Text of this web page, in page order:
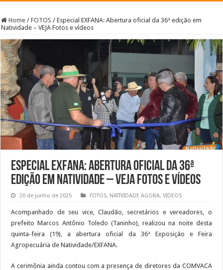
Home / FOTOS / Especial EXFANA: Abertura oficial da 36ª edição em
Natividade – VEJA Fotos e vídeos
Especial EXFANA: Abertura oficial da 36ª
edição em Natividade – VEJA Fotos e vídeos
20 de junho de 2025 FOTOS, NATIVIDADE AGORA,VIDEOS
Acompanhado de seu vice, Claudão, secretários e vereadores, o
prefeito Marcos Antônio Toledo (Taninho), realizou na noite desta
quinta-feira (19), a abertura oficial da 36ª Exposição e Feira
Agropecuária de Natividade/EXFANA.
A cerimônia ainda contou com a presença de diretores da COMVACA